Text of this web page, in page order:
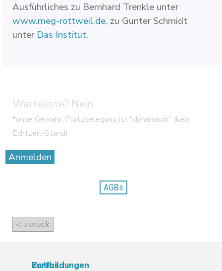
Ausführliches zu Bernhard Trenkle unter
www.meg-rottweil.de, zu Gunter Schmidt
unter Das Institut.
Warteliste? Nein
*ohne Gewähr: Platzbelegung ist "dynamisch" (kein
Echtzeit-Stand)
Anmelden
AGBs
< zurück
Zu Uns
Fortbildungen